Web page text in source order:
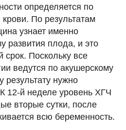
определяется по
По результатам
узнает именно
развития плода, и это
срок. Поскольку все
ведутся по акушерскому
результату нужно
12-й неделе уровень ХГЧ
вторые сутки, после
всю беременность.